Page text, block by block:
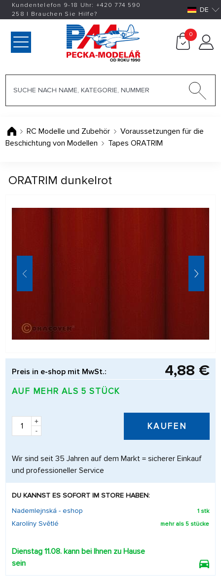
Kundentelefon 9-18 Uhr: +420774 590
258 | Brauchen Sie Hilfe? DE
0
RC Modelle und Zubehör
Voraussetzungen für die
Beschichtung von Modellen
Tapes ORATRIM
ORATRIM dunkelrot
Preis in e-shop mit MwSt.: 4,88 €
AUF MEHR ALS 5 STÜCK
+
-
KAUFEN
Wir sind seit 35 Jahren auf dem Markt = sicherer Einkauf
und professioneller Service
DU KANNST ES SOFORT IM STORE HABEN:
Nademlejnská - eshop
1 stk
Karolíny Světlé mehr als 5 stücke
Dienstag 11.08. kann bei Ihnen zu Hause
sein